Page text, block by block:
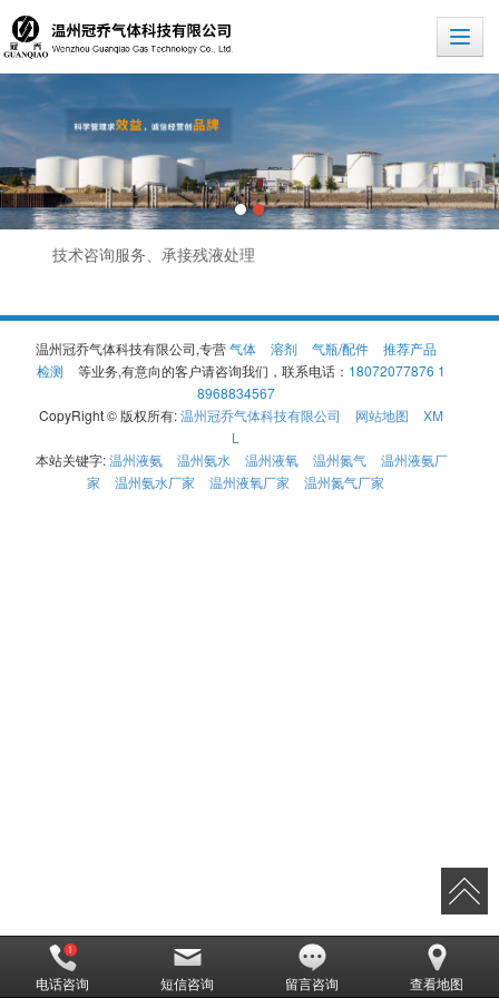
技术咨询服务、承接残液处理
温州冠乔气体科技有限公司,专营气体 溶剂 气瓶/配件
推荐产品
检测
等业务,有意向的客户请咨询我们，联系电话： 18072077876 1
8968834567
CopyRight © 版权所有:温州冠乔气体科技有限公司 网站地图
XM
L
本站关键字:温州液氨 温州氨水 温州液氧 温州氮气
温州液氨厂
家
温州氨水厂家 温州液氧厂家 温州氮气厂家
电话咨询 短信咨询 留言咨询 查看地图